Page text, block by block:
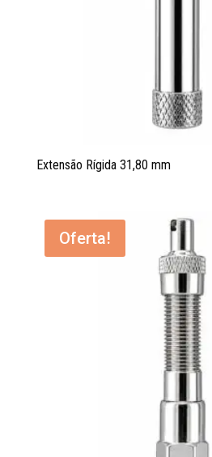
Extensão Rígida 31,80 mm
Oferta!